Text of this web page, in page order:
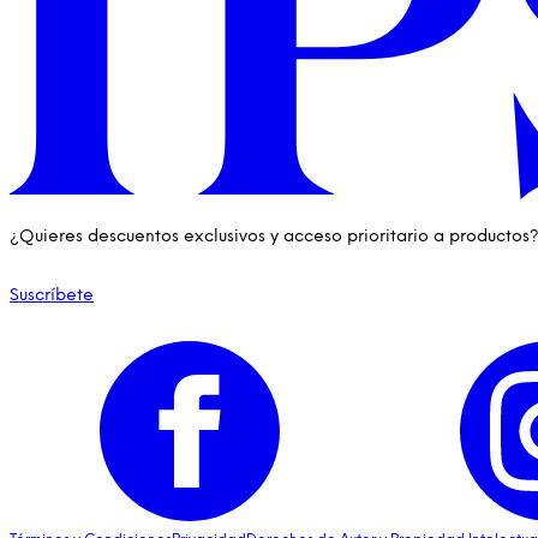
¿Quieres descuentos exclusivos y acceso prioritario a productos?
Suscríbete